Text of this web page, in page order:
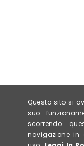
Questo sito si
suo
scorrendo
navigazione in